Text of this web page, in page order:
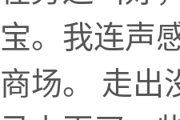
宝。我连声
商场。 走出